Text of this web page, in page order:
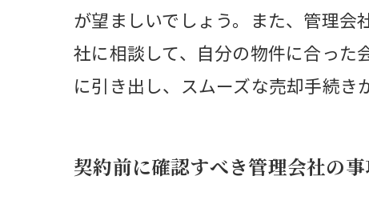
が望ましいでしょう。また、管理
社に相談して、自分の物件に合った
に引き出し、スムーズな売却手続き
契約前に確認すべき管理会社の事